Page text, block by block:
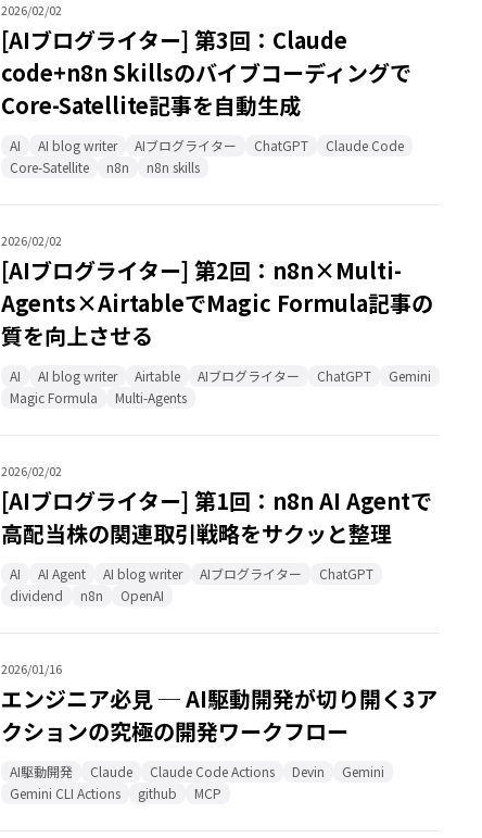
2026/02/02
[AIブログライター] 第3回：Claude
code+n8n Skillsのバイブコーディングで
Core-Satellite記事を自動生成
AI AI blog writer AIブログライター ChatGPT
Claude Code
Core-Satellite
n8n n8n skills
2026/02/02
[AIブログライター] 第2回：n8n×Multi-
Agents×AirtableでMagic Formula記事の
質を向上させる
AI AI blog writer Airtable AIブログライター ChatGPT
Gemini
Magic Formula
Multi-Agents
2026/02/02
[AIブログライター] 第1回：n8n AI Agentで
高配当株の関連取引戦略をサクッと整理
AI AI Agent AI blog writer AIブログライター
ChatGPT
dividend
n8n OpenAI
2026/01/16
エンジニア必見 ─ AI駆動開発が切り開く3ア
クションの究極の開発ワークフロー
AI駆動開発 Claude Claude Code Actions Devin
Gemini
Gemini CLI Actions
github MCP